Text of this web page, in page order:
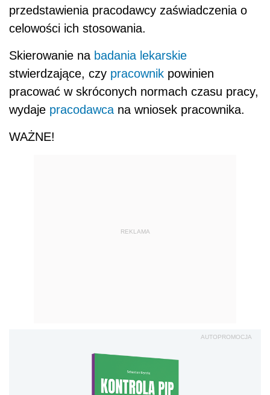
przedstawienia pracodawcy zaświadczenia o
celowości ich stosowania.
Skierowanie na badania lekarskie
stwierdzające, czy pracownik powinien
pracować w skróconych normach czasu pracy,
wydaje pracodawca na wniosek pracownika.
WAŻNE!
REKLAMA
AUTOPROMOCJA